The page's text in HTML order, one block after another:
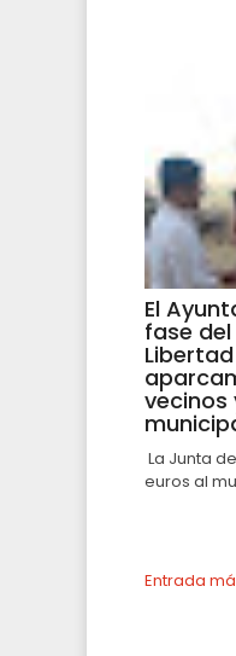
El
fase
vecinos
La Junta
euros al
Entrada